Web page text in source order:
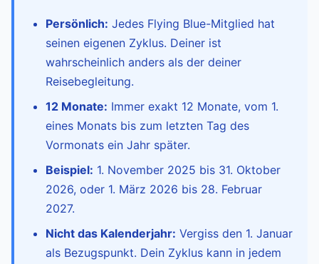
Persönlich: Jedes Flying Blue-Mitglied hat
seinen eigenen Zyklus. Deiner ist
wahrscheinlich anders als der deiner
Reisebegleitung.
12 Monate: Immer exakt 12 Monate, vom 1.
eines Monats bis zum letzten Tag des
Vormonats ein Jahr später.
Beispiel: 1. November 2025 bis 31. Oktober
2026, oder 1. März 2026 bis 28. Februar
2027.
Nicht das Kalenderjahr: Vergiss den 1. Januar
als Bezugspunkt. Dein Zyklus kann in jedem